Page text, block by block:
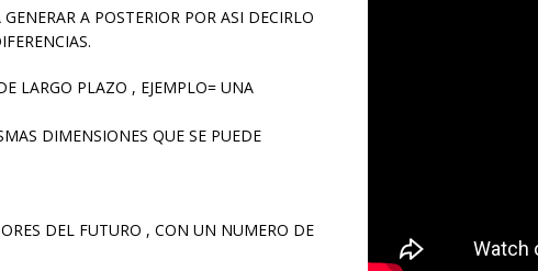
A POSTERIOR POR ASI DECIRLO
LARGO PLAZO , EJEMPLO= UNA
DIMENSIONES QUE SE PUEDE
DEL FUTURO , CON UN NUMERO DE